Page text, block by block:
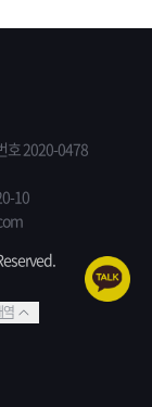
호 2020-0478
10